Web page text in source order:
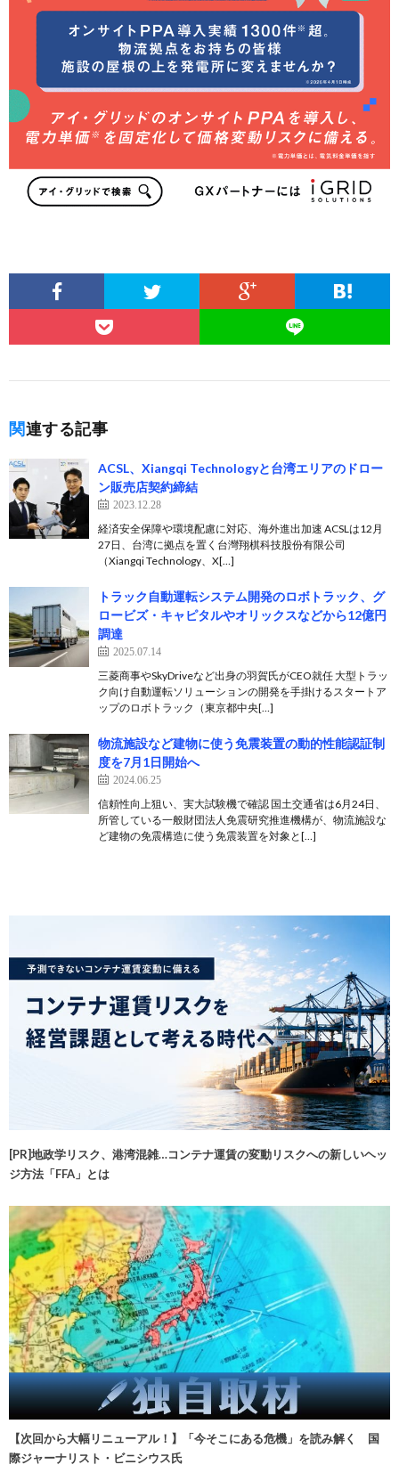
関連する記事
ACSL、Xiangqi Technologyと台湾エリアのドロー
ン販売店契約締結
2023.12.28
経済安全保障や環境配慮に対応、海外進出加速 ACSLは12月
27日、台湾に拠点を置く台灣翔棋科技股份有限公司
（Xiangqi Technology、X[…]
トラック自動運転システム開発のロボトラック、グ
ロービズ・キャピタルやオリックスなどから12億円
調達
2025.07.14
三菱商事やSkyDriveなど出身の羽賀氏がCEO就任 大型トラッ
ク向け自動運転ソリューションの開発を手掛けるスタートア
ップのロボトラック（東京都中央[…]
物流施設など建物に使う免震装置の動的性能認証制
度を7月1日開始へ
2024.06.25
信頼性向上狙い、実大試験機で確認 国土交通省は6月24日、
所管している一般財団法人免震研究推進機構が、物流施設な
ど建物の免震構造に使う免震装置を対象と[…]
[PR]地政学リスク、港湾混雑…コンテナ運賃の変動リスクへの新しいヘッ
ジ方法「FFA」とは
【次回から大幅リニューアル！】「今そこにある危機」を読み解く 国
際ジャーナリスト・ビニシウス氏